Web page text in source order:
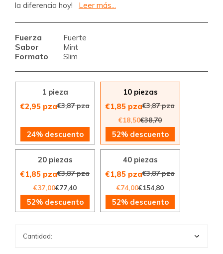
la diferencia hoy!
Leer más...
Fuerza Fuerte
Sabor Mint
Formato Slim
1 pieza
€2,95 pza€3,87 pza
24% descuento
10 piezas
€1,85 pza€3,87 pza
€18,50€38,70
52% descuento
20 piezas
€1,85 pza€3,87 pza
€37,00€77,40
52% descuento
40 piezas
€1,85 pza€3,87 pza
€74,00€154,80
52% descuento